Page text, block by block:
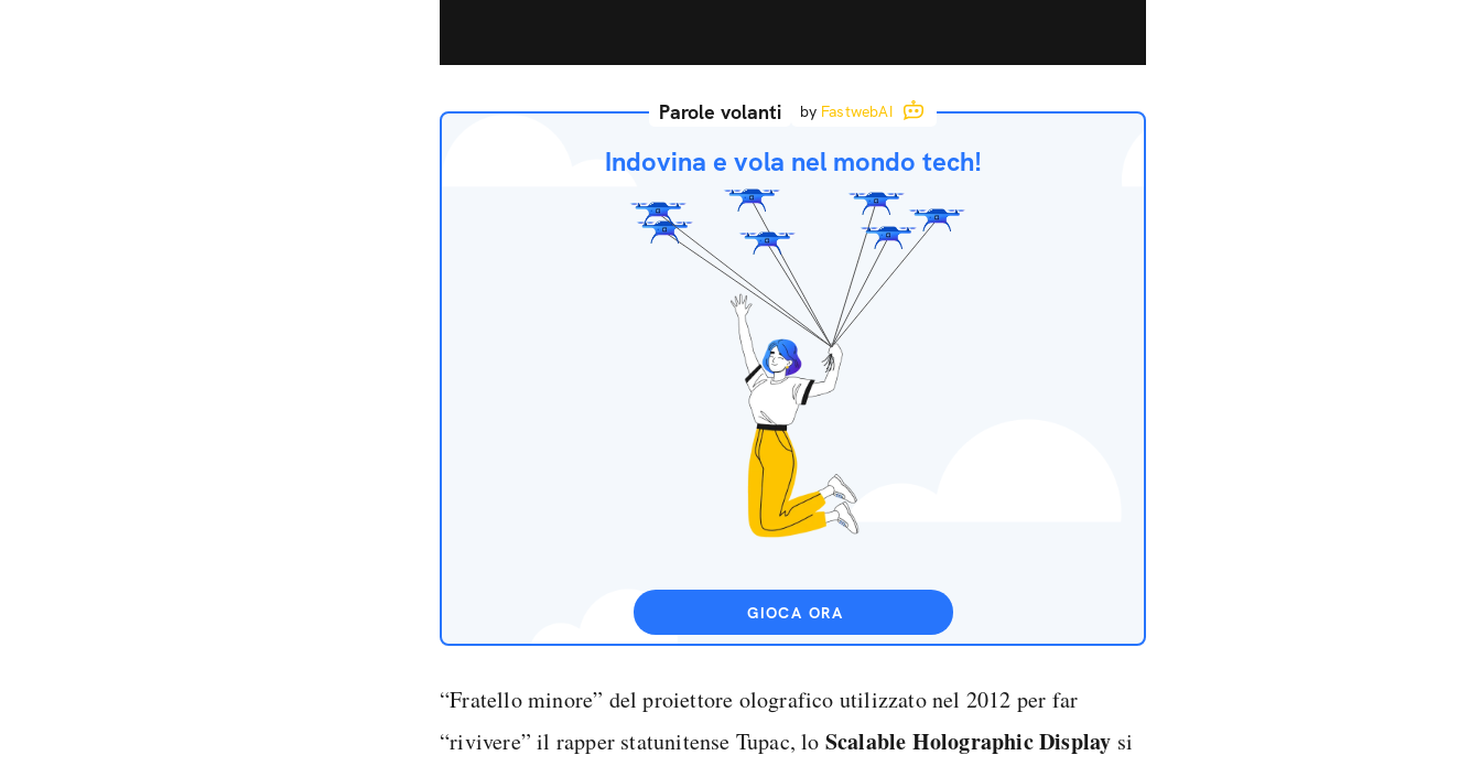
Parole volanti by FastwebAI
Indovina e vola nel mondo tech!
GIOCA ORA
“Fratello minore” del proiettore olografico utilizzato nel 2012 per far
“rivivere” il rapper statunitense Tupac, lo Scalable Holographic Display si